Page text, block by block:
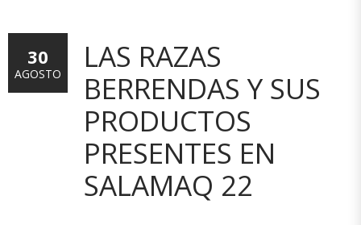
LAS RAZAS
BERRENDAS Y SUS
PRODUCTOS
PRESENTES EN
SALAMAQ 22
30
AGOSTO